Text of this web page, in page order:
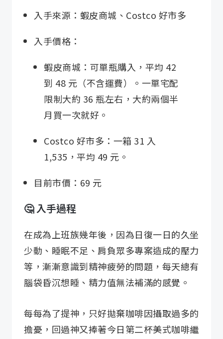
入手來源：蝦皮商城、Costco 好市多
入手價格：
蝦皮商城：可單瓶購入，平均 42
到 48 元（不含運費）。一單宅配
限制大約 36 瓶左右，大約兩個半
月買一次就好。
Costco 好市多：一箱 31 入
1,535，平均 49 元。
目前市價：69 元
🤔 入手過程
在成為上班族幾年後，因為日復一日的久坐
少動、睡眠不足、肩負眾多專案造成的壓力
等，漸漸意識到精神疲勞的問題，每天總有
腦袋昏沉想睡、精力值無法補滿的感覺。
每每為了提神，只好拋棄咖啡因攝取過多的
擔憂，回過神又捧著今日第二杯美式咖啡繼